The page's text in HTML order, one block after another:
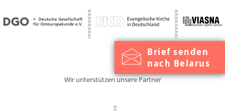
Brief senden
nach Belarus
Wir unterstützen unsere Partner